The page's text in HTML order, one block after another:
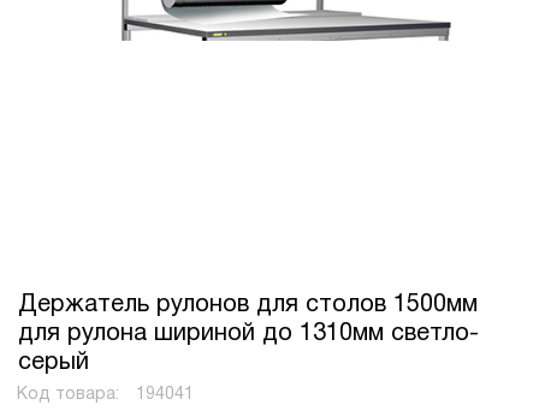
Держатель рулонов для столов 1500мм
для рулона шириной до 1310мм светло-
серый
Код товара: 194041